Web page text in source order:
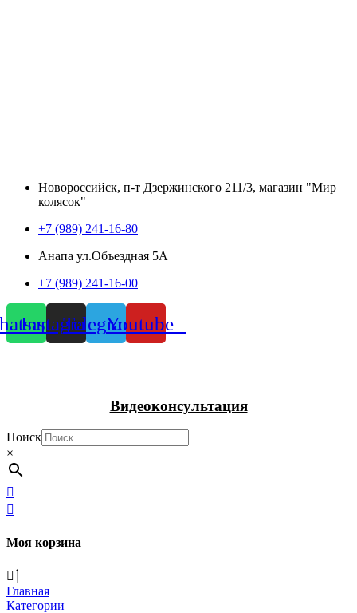
Новороссийск, п-т Дзержинского 211/3, магазин "Мир
колясок"
+7 (989) 241-16-80
Анапа ул.Объездная 5А
+7 (989) 241-16-00
InstagramTelegramYoutube
Видеоконсультация
Поиск
×
Моя корзина
Главная
Категории